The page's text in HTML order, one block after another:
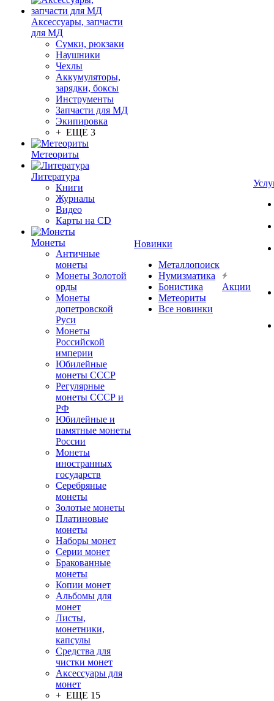
Аксессуары, запчасти
для МД
Сумки, рюкзаки
Наушники
Чехлы
Аккумуляторы,
зарядки, боксы
Инструменты
Запчасти для МД
Экипировка
+ ЕЩЕ 3
Метеориты
Литература
Книги
Журналы
Видео
Карты на CD
Монеты
Античные
монеты
Монеты Золотой
орды
Монеты
допетровской
Руси
Монеты
Российской
империи
Юбилейные
монеты СССР
Регулярные
монеты СССР и
РФ
Юбилейные и
памятные монеты
России
Монеты
иностранных
государств
Серебряные
монеты
Золотые монеты
Платиновые
монеты
Наборы монет
Серии монет
Бракованные
монеты
Копии монет
Альбомы для
монет
Листы,
монетники,
капсулы
Средства для
чистки монет
Аксессуары для
монет
+ ЕЩЕ 15
Новинки
Металлопоиск
Нумизматика
Бонистика
Метеориты
Все новинки
Акции